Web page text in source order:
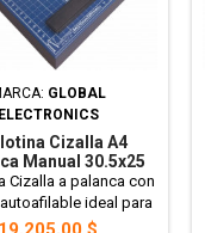
GLOBAL
ELECTRONICS
Cizalla A4
Manual 30.5x25
Cizalla a palanca con
ideal para
tus cortes con
Precio